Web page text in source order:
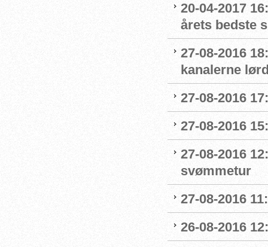
20-04-2017
årets bedste
27-08-2016
kanalerne
27-08-2016
27-08-2016
27-08-2016
svømmetur
27-08-2016
26-08-2016